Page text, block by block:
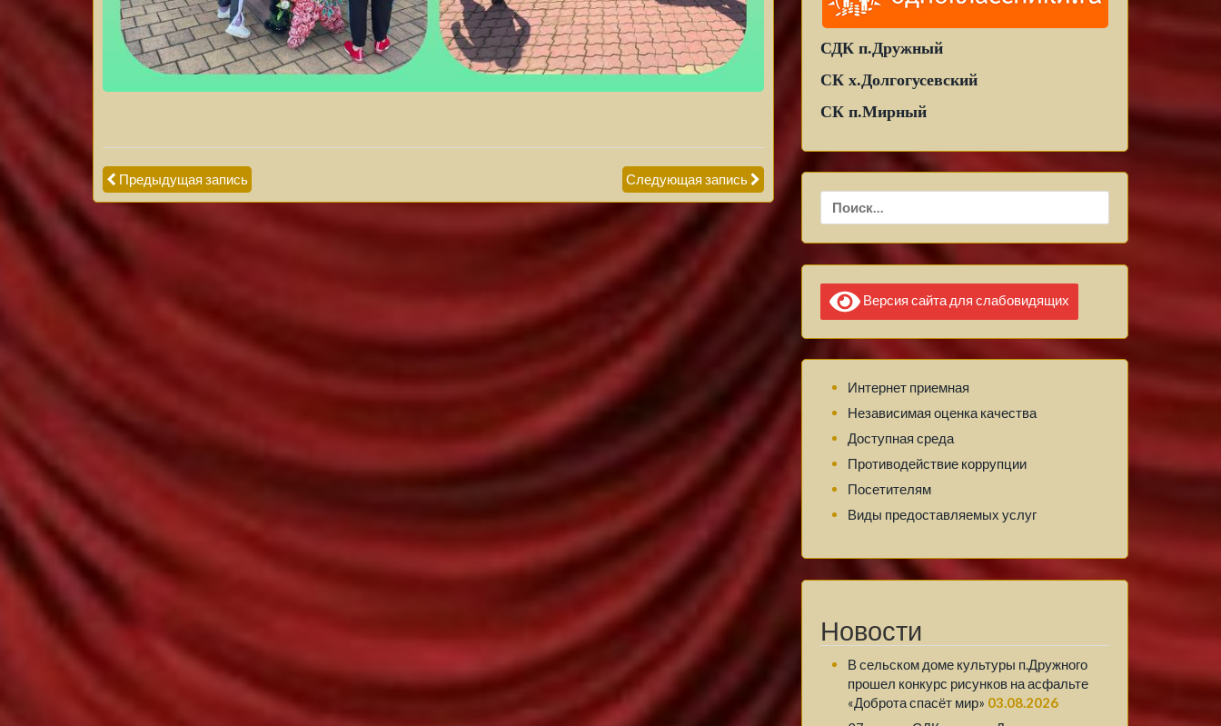
Предыдущая запись Следующая запись
СДК п.Дружный
СК х.Долгогусевский
СК п.Мирный
Найти:
Версия сайта для слабовидящих
Интернет приемная
Независимая оценка качества
Доступная среда
Противодействие коррупции
Посетителям
Виды предоставляемых услуг
Новости
В сельском доме культуры п.Дружного
прошел конкурс рисунков на асфальте
«Доброта спасёт мир» 03.08.2026